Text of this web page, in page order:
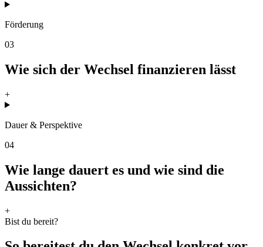
Förderung
03
Wie sich der Wechsel finanzieren lässt
+
Dauer & Perspektive
04
Wie lange dauert es und wie sind die
Aussichten?
+
Bist du bereit?